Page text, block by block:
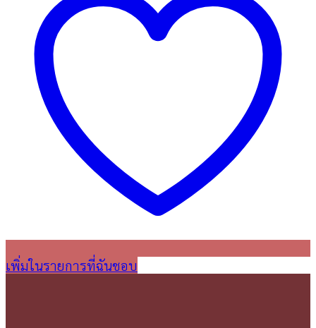
เพิ่มในรายการที่ฉันชอบ